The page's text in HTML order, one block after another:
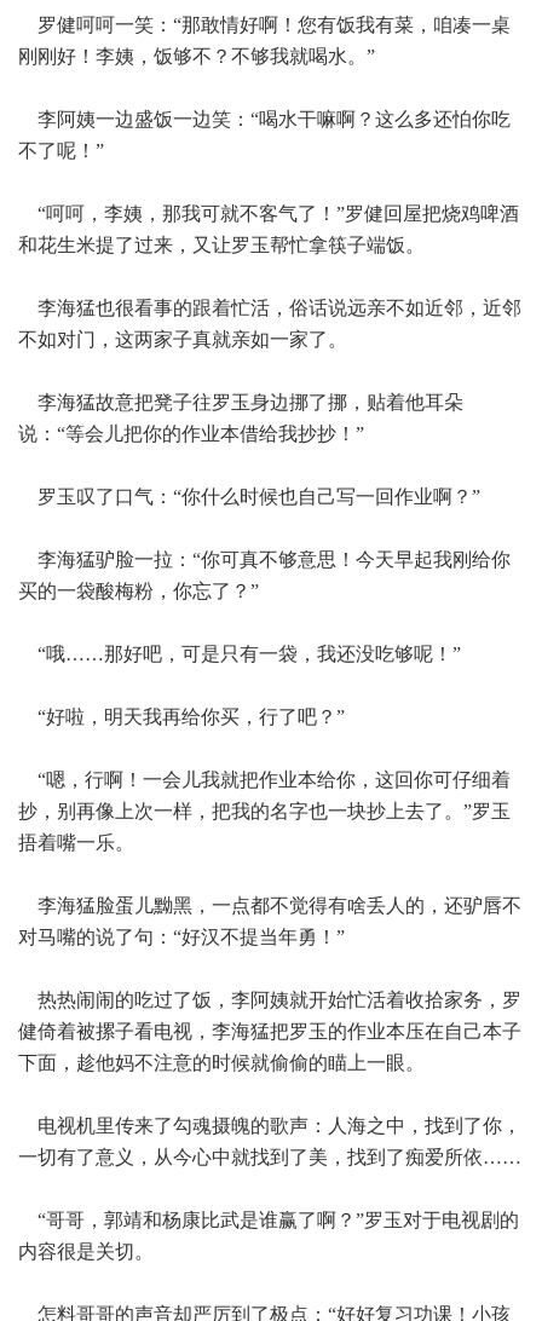
罗健呵呵一笑：“那敢情好啊！您有饭我有菜，咱凑一桌
刚刚好！李姨，饭够不？不够我就喝水。”
李阿姨一边盛饭一边笑：“喝水干嘛啊？这么多还怕你吃
不了呢！”
“呵呵，李姨，那我可就不客气了！”罗健回屋把烧鸡啤酒
和花生米提了过来，又让罗玉帮忙拿筷子端饭。
李海猛也很看事的跟着忙活，俗话说远亲不如近邻，近邻
不如对门，这两家子真就亲如一家了。
李海猛故意把凳子往罗玉身边挪了挪，贴着他耳朵
说：“等会儿把你的作业本借给我抄抄！”
罗玉叹了口气：“你什么时候也自己写一回作业啊？”
李海猛驴脸一拉：“你可真不够意思！今天早起我刚给你
买的一袋酸梅粉，你忘了？”
“哦……那好吧，可是只有一袋，我还没吃够呢！”
“好啦，明天我再给你买，行了吧？”
“嗯，行啊！一会儿我就把作业本给你，这回你可仔细着
抄，别再像上次一样，把我的名字也一块抄上去了。”罗玉
捂着嘴一乐。
李海猛脸蛋儿黝黑，一点都不觉得有啥丢人的，还驴唇不
对马嘴的说了句：“好汉不提当年勇！”
热热闹闹的吃过了饭，李阿姨就开始忙活着收拾家务，罗
健倚着被摞子看电视，李海猛把罗玉的作业本压在自己本子
下面，趁他妈不注意的时候就偷偷的瞄上一眼。
电视机里传来了勾魂摄魄的歌声：人海之中，找到了你，
一切有了意义，从今心中就找到了美，找到了痴爱所依……
“哥哥，郭靖和杨康比武是谁赢了啊？”罗玉对于电视剧的
内容很是关切。
怎料哥哥的声音却严厉到了极点：“好好复习功课！小孩